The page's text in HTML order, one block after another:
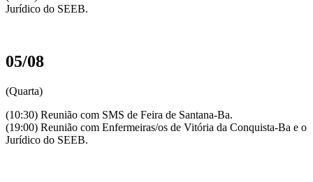
Jurídico do SEEB.
05/08
(Quarta)
(10:30) Reunião com SMS de Feira de Santana-Ba.
(19:00) Reunião com Enfermeiras/os de Vitória da Conquista-Ba e o
Jurídico do SEEB.